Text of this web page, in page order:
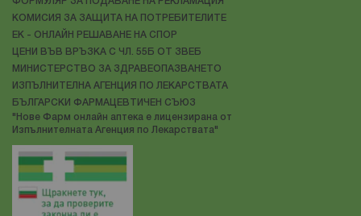
КОМИСИЯ ЗА ЗАЩИТА НА ПОТРЕБИТЕЛИТЕ
ЕК - ОНЛАЙН РЕШАВАНЕ НА СПОР
ЦЕНИ ВЪВ ВРЪЗКА С ЧЛ. 55Б ОТ ЗВЕБ
МИНИСТЕРСТВО ЗА ЗДРАВЕОПАЗВАНЕТО
ИЗПЪЛНИТЕЛНА АГЕНЦИЯ ПО ЛЕКАРСТВАТА
БЪЛГАРСКИ ФАРМАЦЕВТИЧЕН СЪЮЗ
"Нове Фарм онлайн аптека е лицензирана от
Изпълнителната Агенция по Лекарствата"